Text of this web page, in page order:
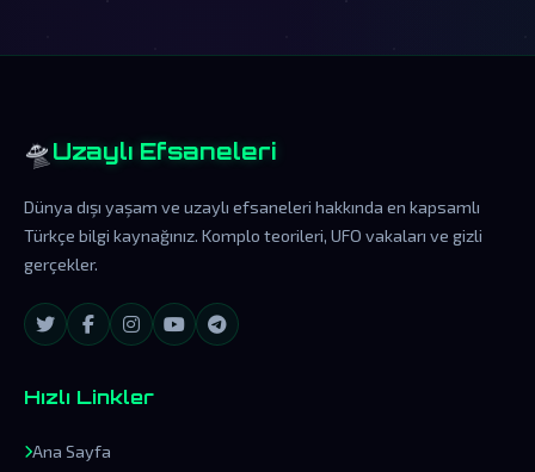
🛸 Uzaylı Efsaneleri
Dünya dışı yaşam ve uzaylı efsaneleri hakkında en kapsamlı
Türkçe bilgi kaynağınız. Komplo teorileri, UFO vakaları ve gizli
gerçekler.
Hızlı Linkler
Ana Sayfa